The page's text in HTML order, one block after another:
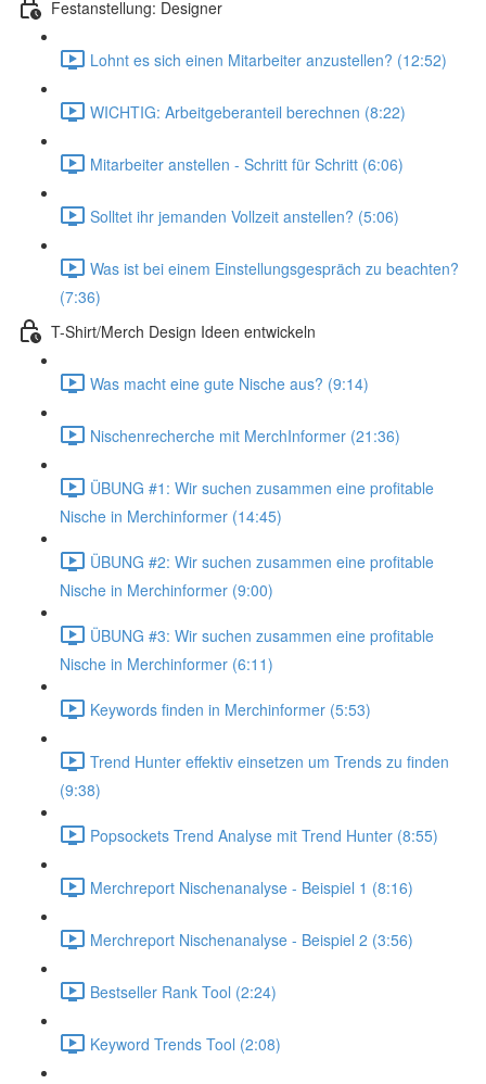
Festanstellung: Designer
Lohnt es sich einen Mitarbeiter anzustellen? (12:52)
WICHTIG: Arbeitgeberanteil berechnen (8:22)
Mitarbeiter anstellen - Schritt für Schritt (6:06)
Solltet ihr jemanden Vollzeit anstellen? (5:06)
Was ist bei einem Einstellungsgespräch zu beachten?
(7:36)
T-Shirt/Merch Design Ideen entwickeln
Was macht eine gute Nische aus? (9:14)
Nischenrecherche mit MerchInformer (21:36)
ÜBUNG #1: Wir suchen zusammen eine profitable
Nische in Merchinformer (14:45)
ÜBUNG #2: Wir suchen zusammen eine profitable
Nische in Merchinformer (9:00)
ÜBUNG #3: Wir suchen zusammen eine profitable
Nische in Merchinformer (6:11)
Keywords finden in Merchinformer (5:53)
Trend Hunter effektiv einsetzen um Trends zu finden
(9:38)
Popsockets Trend Analyse mit Trend Hunter (8:55)
Merchreport Nischenanalyse - Beispiel 1 (8:16)
Merchreport Nischenanalyse - Beispiel 2 (3:56)
Bestseller Rank Tool (2:24)
Keyword Trends Tool (2:08)